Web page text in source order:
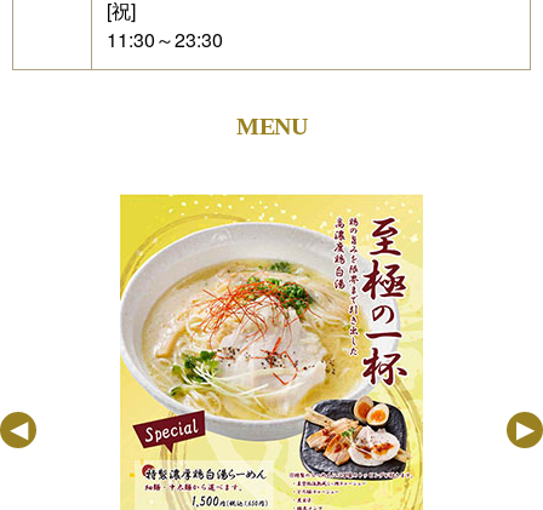
[祝]
11:30～23:30
MENU